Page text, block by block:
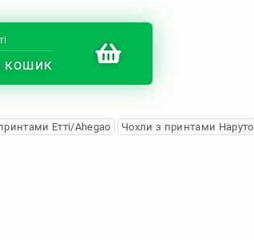
кошик
Етті/Ahegao Чохли з принтами Наруто